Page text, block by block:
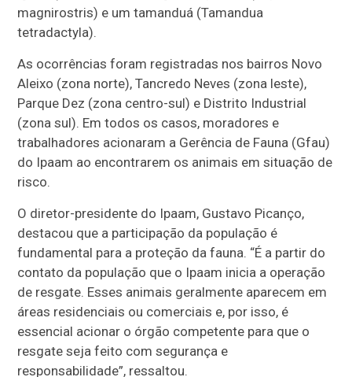
magnirostris) e um tamanduá (Tamandua
tetradactyla).
As ocorrências foram registradas nos bairros Novo
Aleixo (zona norte), Tancredo Neves (zona leste),
Parque Dez (zona centro-sul) e Distrito Industrial
(zona sul). Em todos os casos, moradores e
trabalhadores acionaram a Gerência de Fauna (Gfau)
do Ipaam ao encontrarem os animais em situação de
risco.
O diretor-presidente do Ipaam, Gustavo Picanço,
destacou que a participação da população é
fundamental para a proteção da fauna. “É a partir do
contato da população que o Ipaam inicia a operação
de resgate. Esses animais geralmente aparecem em
áreas residenciais ou comerciais e, por isso, é
essencial acionar o órgão competente para que o
resgate seja feito com segurança e
responsabilidade”, ressaltou.